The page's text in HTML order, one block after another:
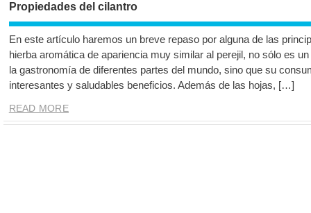
Propiedades del cilantro
En este artículo haremos un breve repaso por alguna de las
hierba aromática de apariencia muy similar al perejil, no sólo es
la gastronomía de diferentes partes del mundo, sino que su
interesantes y saludables beneficios. Además de las hojas, […]
READ MORE